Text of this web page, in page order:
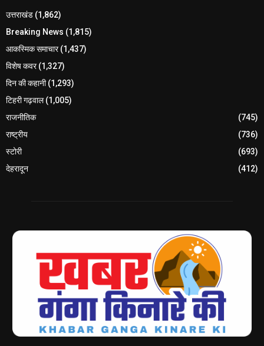
उत्तराखंड (1,862)
Breaking News (1,815)
आकस्मिक समाचार(1,437)
विशेष कवर(1,327)
दिन की कहानी(1,293)
टिहरी गढ़वाल(1,005)
राजनीतिक
(745)
राष्ट्रीय
(736)
स्टोरी
(693)
देहरादून
(412)